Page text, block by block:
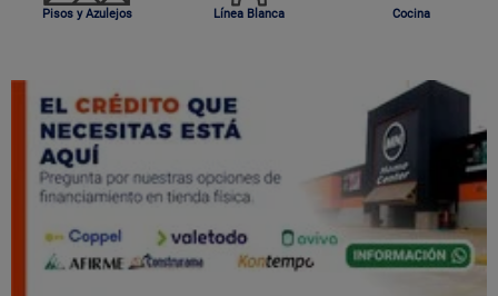
Pisos y Azulejos Línea Blanca Cocina